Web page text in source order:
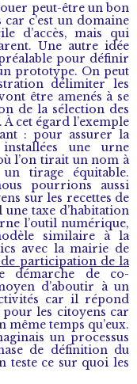
peut-être un bon
c’est un domaine
d’accès, mais qui
Une autre idée
pour définir
prototype. On peut
délimiter les
être amenés à se
de la sélection des
cet égard l’exemple
: pour assurer la
une urne
l’on tirait un nom à
tirage équitable.
pourrions aussi
sur les recettes de
taxe d’habitation
l’outil numérique,
similaire à la
avec la mairie de
participation de la
démarche de co-
d’aboutir à un
car il répond
les citoyens car
même temps qu’eux.
un processus
de définition du
teste ce sur quoi les